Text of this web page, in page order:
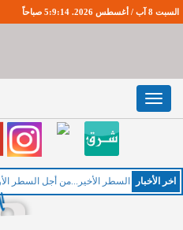
السبت 8 آب / أغسطس 2026. 5:9:15 صباحاً
Toggle
navigation
اخر اﻷخبار الخم